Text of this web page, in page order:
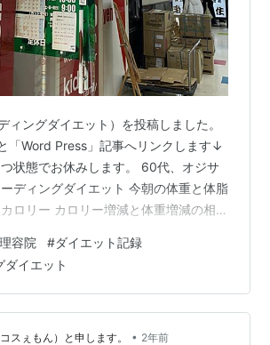
ィングダイエット）を投稿しました。
「Word Press」記事へリンクします↓
状態でお休みします。 60代、オジサ
ディングダイエット 今朝の体重と体脂
ロリー カロリー増減と体重増減の相関
院の入り口 ランキング参加中健康ラン
式】2024年開設ブログランキング参加
キング参加中節約・貯金
理容院 #ダイエット記録
ダイエット
スぇもん）と申します。 • 2年前